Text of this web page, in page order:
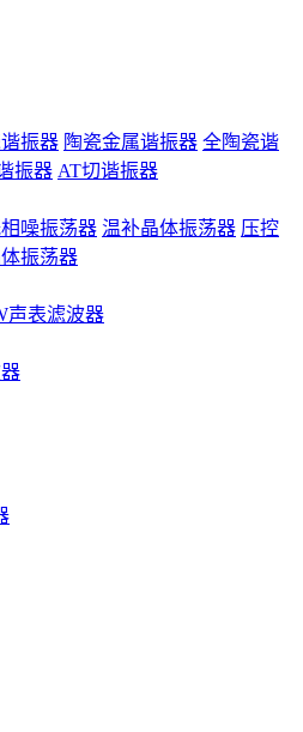
振器 陶瓷金属谐振器 全陶瓷谐
振器 AT切谐振器
噪振荡器 温补晶体振荡器 压控
振荡器
声表滤波器